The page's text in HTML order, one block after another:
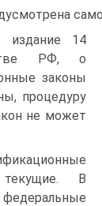
издание 14
РФ, о
законы
процедуру
не может
В
федеральные